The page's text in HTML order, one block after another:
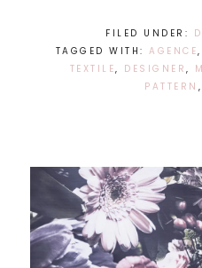
FILED UNDER:
TAGGED WITH:AGENCE,
TEXTILE, DESIGNER ,
PATTERN ,